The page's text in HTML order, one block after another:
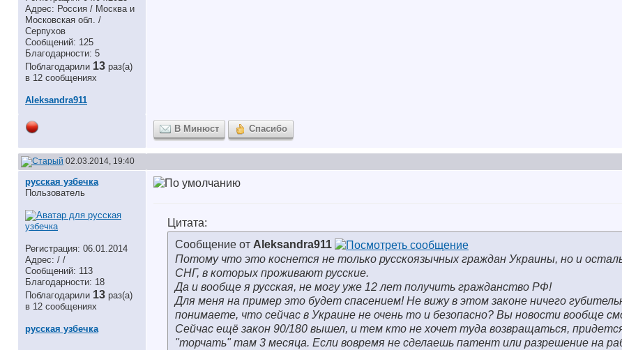
Адрес: Россия / Москва и
Московская обл. /
Серпухов
Сообщений: 125
Благодарности: 5
Поблагодарили 13 раз(а)
в 12 сообщениях
Aleksandra911
В Минюст Спасибо
02.03.2014, 19:40
русская узбечка
Пользователь
Регистрация: 06.01.2014
Адрес: / /
Сообщений: 113
Благодарности: 18
Поблагодарили 13 раз(а)
в 12 сообщениях
русская узбечка
Цитата:
Сообщение от Aleksandra911
Потому что это коснется не только русскоязычных граждан Украины, но и
СНГ, в которых проживают русские.
Да и вообще я русская, не могу уже 12 лет получить гражданство РФ!
Для меня на пример это будет спасением! Не вижу в этом законе ничего
понимаете, что сейчас в Украине не очень то и безопасно? Вы новости вообще
Сейчас ещё закон 90/180 вышел, и тем кто не хочет туда возвращаться,
"торчать" там 3 месяца. Если вовремя не сделаешь патент или разрешение на